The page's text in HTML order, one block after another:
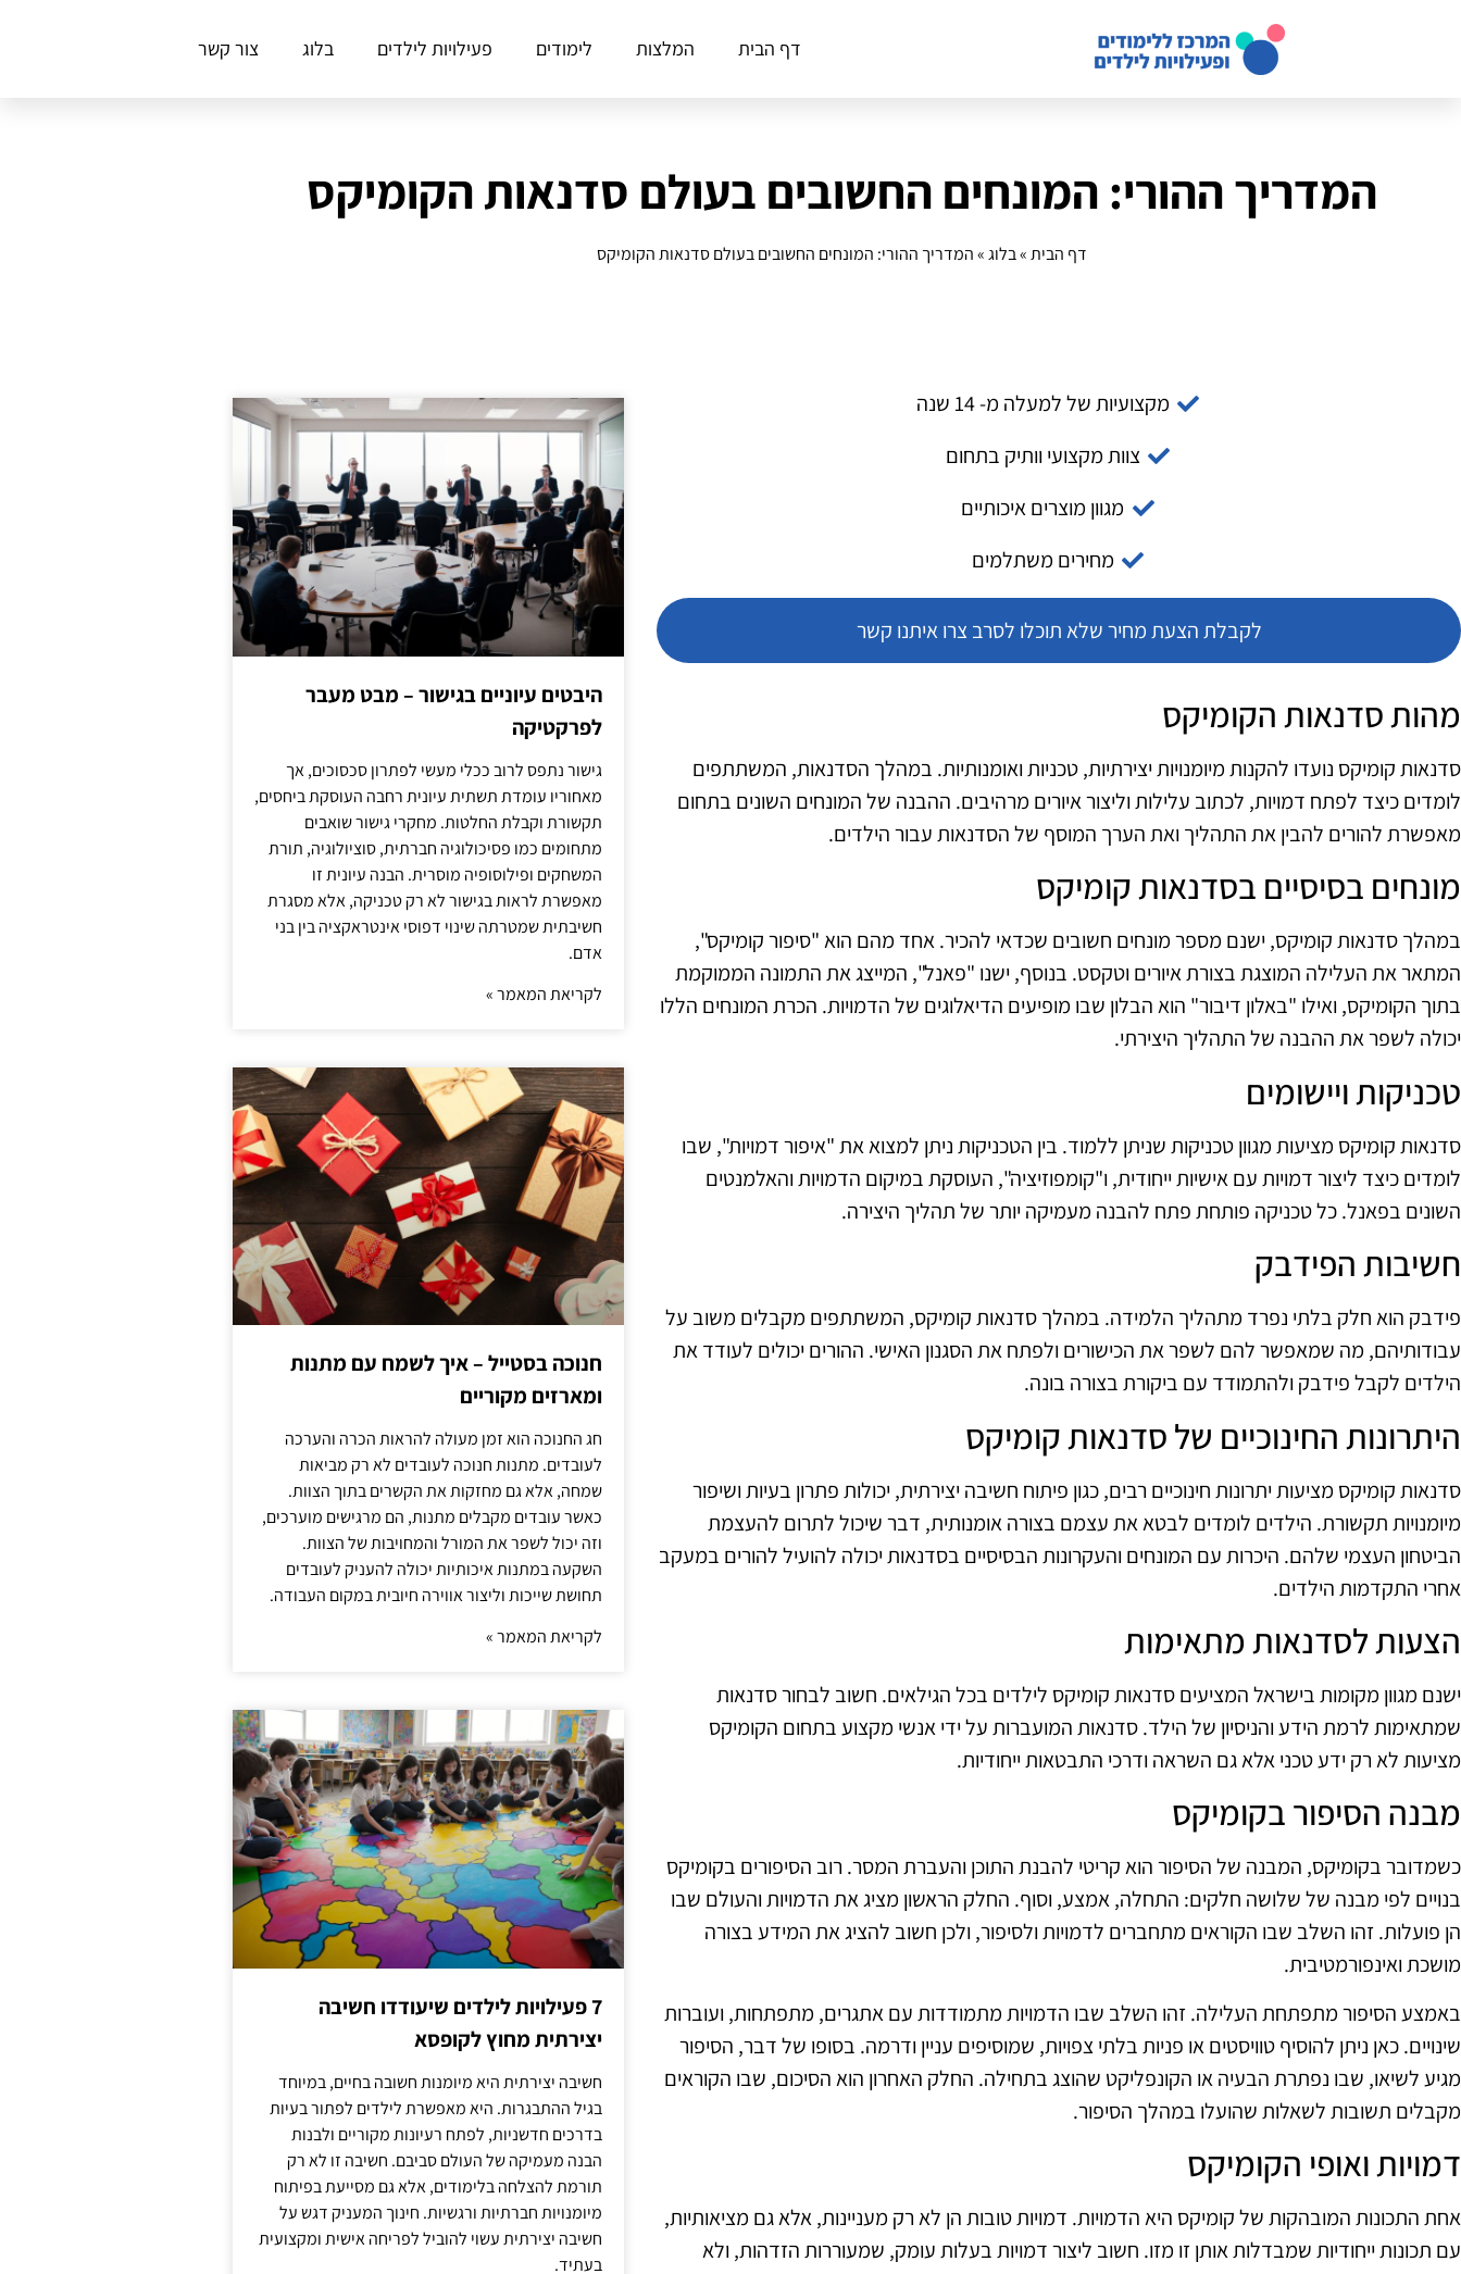
דף הבית המלצות לימודים פעילויות לילדים בלוג צור קשר
המדריך ההורי: המונחים החשובים בעולם סדנאות הקומיקס
דף הבית»בלוג»המדריך ההורי: המונחים החשובים בעולם סדנאות הקומיקס
מקצועיות של למעלה מ- 14 שנה
צוות מקצועי וותיק בתחום
מגוון מוצרים איכותיים
מחירים משתלמים
לקבלת הצעת מחיר שלא תוכלו לסרב צרו איתנו קשר
מהות סדנאות הקומיקס
סדנאות קומיקס נועדו להקנות מיומנויות יצירתיות, טכניות ואומנותיות. במהלך הסדנאות, המשתתפים
לומדים כיצד לפתח דמויות, לכתוב עלילות וליצור איורים מרהיבים. ההבנה של המונחים השונים בתחום
מאפשרת להורים להבין את התהליך ואת הערך המוסף של הסדנאות עבור הילדים.
מונחים בסיסיים בסדנאות קומיקס
במהלך סדנאות קומיקס, ישנם מספר מונחים חשובים שכדאי להכיר. אחד מהם הוא "סיפור קומיקס",
המתאר את העלילה המוצגת בצורת איורים וטקסט. בנוסף, ישנו "פאנל", המייצג את התמונה הממוקמת
בתוך הקומיקס, ואילו "באלון דיבור" הוא הבלון שבו מופיעים הדיאלוגים של הדמויות. הכרת המונחים הללו
יכולה לשפר את ההבנה של התהליך היצירתי.
טכניקות ויישומים
סדנאות קומיקס מציעות מגוון טכניקות שניתן ללמוד. בין הטכניקות ניתן למצוא את "איפור דמויות", שבו
לומדים כיצד ליצור דמויות עם אישיות ייחודית, ו"קומפוזיציה", העוסקת במיקום הדמויות והאלמנטים
השונים בפאנל. כל טכניקה פותחת פתח להבנה מעמיקה יותר של תהליך היצירה.
חשיבות הפידבק
פידבק הוא חלק בלתי נפרד מתהליך הלמידה. במהלך סדנאות קומיקס, המשתתפים מקבלים משוב על
עבודותיהם, מה שמאפשר להם לשפר את הכישורים ולפתח את הסגנון האישי. ההורים יכולים לעודד את
הילדים לקבל פידבק ולהתמודד עם ביקורת בצורה בונה.
היתרונות החינוכיים של סדנאות קומיקס
סדנאות קומיקס מציעות יתרונות חינוכיים רבים, כגון פיתוח חשיבה יצירתית, יכולות פתרון בעיות ושיפור
מיומנויות תקשורת. הילדים לומדים לבטא את עצמם בצורה אומנותית, דבר שיכול לתרום להעצמת
הביטחון העצמי שלהם. היכרות עם המונחים והעקרונות הבסיסיים בסדנאות יכולה להועיל להורים במעקב
אחרי התקדמות הילדים.
הצעות לסדנאות מתאימות
ישנם מגוון מקומות בישראל המציעים סדנאות קומיקס לילדים בכל הגילאים. חשוב לבחור סדנאות
שמתאימות לרמת הידע והניסיון של הילד. סדנאות המועברות על ידי אנשי מקצוע בתחום הקומיקס
מציעות לא רק ידע טכני אלא גם השראה ודרכי התבטאות ייחודיות.
מבנה הסיפור בקומיקס
כשמדובר בקומיקס, המבנה של הסיפור הוא קריטי להבנת התוכן והעברת המסר. רוב הסיפורים בקומיקס
בנויים לפי מבנה של שלושה חלקים: התחלה, אמצע, וסוף. החלק הראשון מציג את הדמויות והעולם שבו
הן פועלות. זהו השלב שבו הקוראים מתחברים לדמויות ולסיפור, ולכן חשוב להציג את המידע בצורה
מושכת ואינפורמטיבית.
באמצע הסיפור מתפתחת העלילה. זהו השלב שבו הדמויות מתמודדות עם אתגרים, מתפתחות, ועוברות
שינויים. כאן ניתן להוסיף טוויסטים או פניות בלתי צפויות, שמוסיפים עניין ודרמה. בסופו של דבר, הסיפור
מגיע לשיאו, שבו נפתרת הבעיה או הקונפליקט שהוצג בתחילה. החלק האחרון הוא הסיכום, שבו הקוראים
מקבלים תשובות לשאלות שהועלו במהלך הסיפור.
דמויות ואופי הקומיקס
אחת התכונות המובהקות של קומיקס היא הדמויות. דמויות טובות הן לא רק מעניינות, אלא גם מציאותיות,
עם תכונות ייחודיות שמבדלות אותן זו מזו. חשוב ליצור דמויות בעלות עומק, שמעוררות הזדהות, ולא
היבטים עיוניים בגישור – מבט מעבר
לפרקטיקה
גישור נתפס לרוב ככלי מעשי לפתרון סכסוכים, אך
מאחוריו עומדת תשתית עיונית רחבה העוסקת ביחסים,
תקשורת וקבלת החלטות. מחקרי גישור שואבים
מתחומים כמו פסיכולוגיה חברתית, סוציולוגיה, תורת
המשחקים ופילוסופיה מוסרית. הבנה עיונית זו
מאפשרת לראות בגישור לא רק טכניקה, אלא מסגרת
חשיבתית שמטרתה שינוי דפוסי אינטראקציה בין בני
אדם.
לקריאת המאמר »
חנוכה בסטייל – איך לשמח עם מתנות
ומארזים מקוריים
חג החנוכה הוא זמן מעולה להראות הכרה והערכה
לעובדים. מתנות חנוכה לעובדים לא רק מביאות
שמחה, אלא גם מחזקות את הקשרים בתוך הצוות.
כאשר עובדים מקבלים מתנות, הם מרגישים מוערכים,
וזה יכול לשפר את המורל והמחויבות של הצוות.
השקעה במתנות איכותיות יכולה להעניק לעובדים
תחושת שייכות וליצור אווירה חיובית במקום העבודה.
לקריאת המאמר »
7 פעילויות לילדים שיעודדו חשיבה
יצירתית מחוץ לקופסא
חשיבה יצירתית היא מיומנות חשובה בחיים, במיוחד
בגיל ההתבגרות. היא מאפשרת לילדים לפתור בעיות
בדרכים חדשניות, לפתח רעיונות מקוריים ולבנות
הבנה מעמיקה של העולם סביבם. חשיבה זו לא רק
תורמת להצלחה בלימודים, אלא גם מסייעת בפיתוח
מיומנויות חברתיות ורגשיות. חינוך המעניק דגש על
חשיבה יצירתית עשוי להוביל לפריחה אישית ומקצועית
בעתיד.